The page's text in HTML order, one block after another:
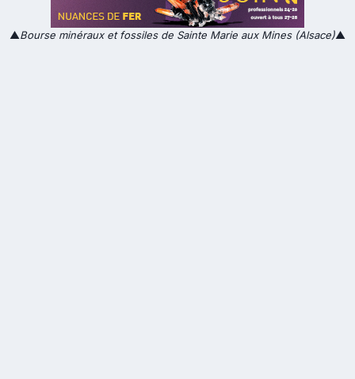
▲Bourse minéraux et fossiles de Sainte Marie aux Mines (Alsace)▲